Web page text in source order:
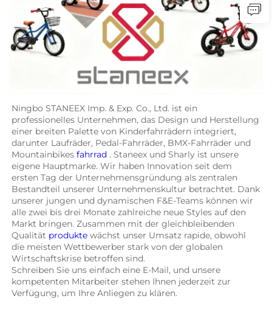
Ningbo STANEEX Imp. & Exp. Co., Ltd. ist ein
professionelles Unternehmen, das Design und Herstellung
einer breiten Palette von Kinderfahrrädern integriert,
darunter Laufräder, Pedal-Fahrräder, BMX-Fahrräder und
Mountainbikes fahrrad . Staneex und Sharly ist unsere
eigene Hauptmarke. Wir haben Innovation seit dem
ersten Tag der Unternehmensgründung als zentralen
Bestandteil unserer Unternehmenskultur betrachtet. Dank
unserer jungen und dynamischen F&E-Teams können wir
alle zwei bis drei Monate zahlreiche neue Styles auf den
Markt bringen. Zusammen mit der gleichbleibenden
Qualität produkte wächst unser Umsatz rapide, obwohl
die meisten Wettbewerber stark von der globalen
Wirtschaftskrise betroffen sind.
Schreiben Sie uns einfach eine E-Mail, und unsere
kompetenten Mitarbeiter stehen Ihnen jederzeit zur
Verfügung, um Ihre Anliegen zu klären.